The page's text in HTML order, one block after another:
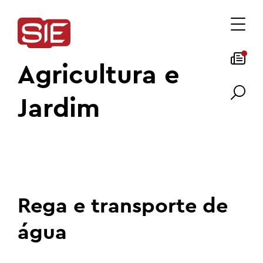
Agricultura e
Jardim
Rega e transporte de
água